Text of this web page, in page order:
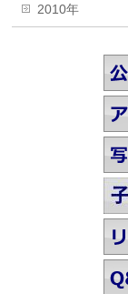
2010年